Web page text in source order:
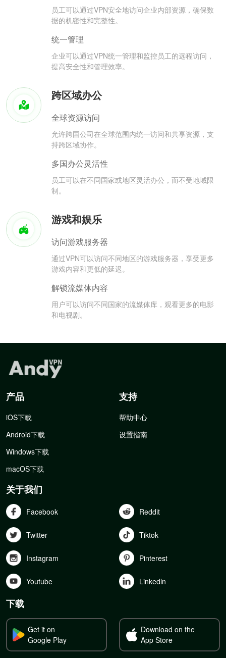
员工可以通过VPN安全地访问企业内部资源，确保数
据的机密性和完整性。
统一管理
企业可以通过VPN统一管理和监控员工的远程访问，
提高安全性和管理效率。
跨区域办公
全球资源访问
允许跨国公司在全球范围内统一访问和共享资源，支
持跨区域协作。
多国办公灵活性
员工可以在不同国家或地区灵活办公，而不受地域限
制。
游戏和娱乐
访问游戏服务器
通过VPN可以访问不同地区的游戏服务器，享受更多
游戏内容和更低的延迟。
解锁流媒体内容
用户可以访问不同国家的流媒体库，观看更多的电影
和电视剧。
产品
iOS下载
Android下载
Windows下载
macOS下载
支持
帮助中心
设置指南
关于我们
Facebook Reddit
Twitter Tiktok
Instagram Pinterest
Youtube Linkedln
下载
Get it on
Google Play
Download on the
App Store